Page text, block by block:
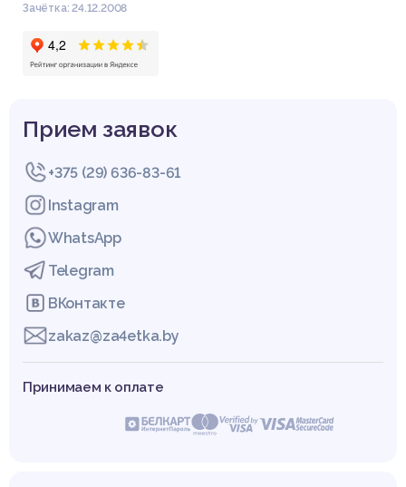
Зачётка: 24.12.2008
Прием заявок
+375 (29) 636-83-61
Instagram
WhatsApp
Telegram
ВКонтакте
zakaz@za4etka.by
Принимаем к оплате